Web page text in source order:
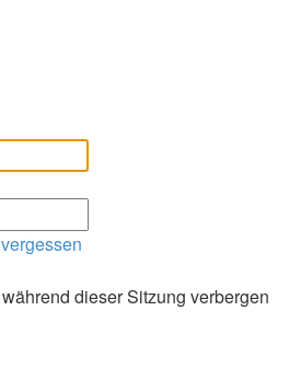
dieser Sitzung verbergen